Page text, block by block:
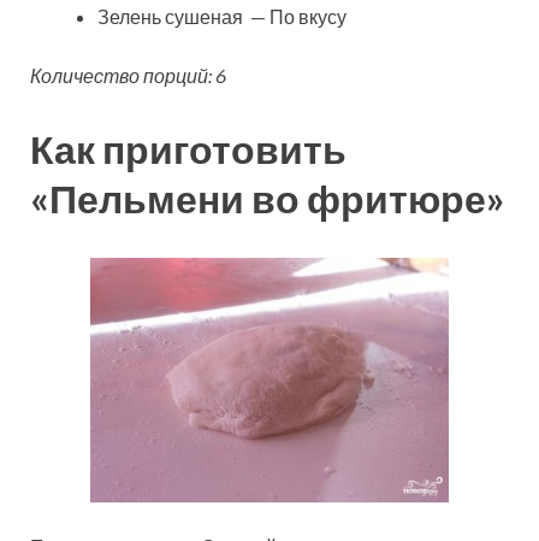
Зелень сушеная — По вкусу
Количество порций: 6
Как приготовить
«Пельмени во фритюре»